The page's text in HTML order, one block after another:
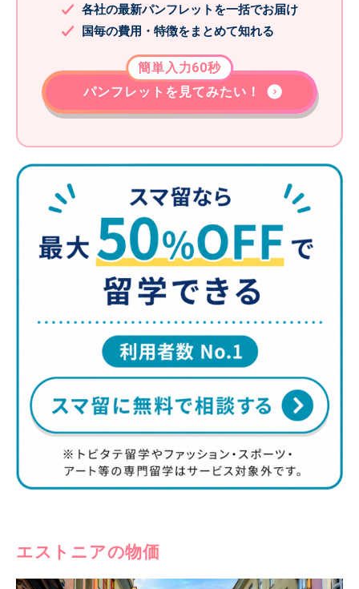
各社の最新パンフレットを一括でお届け
国毎の費用・特徴をまとめて知れる
パンフレットを見てみたい！
簡単入力60秒
エストニアの物価